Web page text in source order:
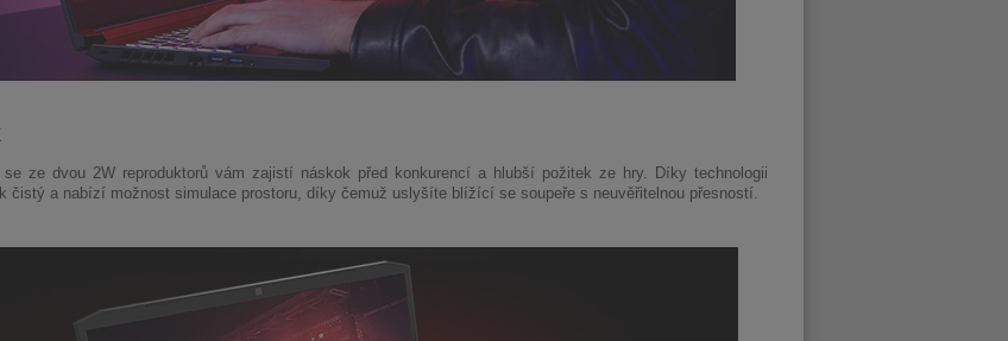
ze dvou 2W reproduktorů vám zajistí náskok před konkurencí a hlubší požitek ze hry. Díky technologii
čistý a nabízí možnost simulace prostoru, díky čemuž uslyšíte blížící se soupeře s neuvěřitelnou přesností.